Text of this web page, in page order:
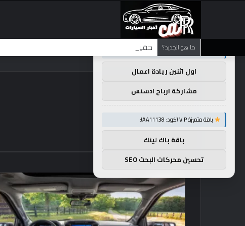
ما هو الجديد؟ حقيقة اختبار السيارة: خمس دقائق للحكم على سيارة
توصيات :
باقة متميزة VIP (كود: AA38045):
اول اثنين ريادة اعمال
مشاركة ارباح ادسنس
باقة متميزة VIP (كود: AA11138):
باقة باك لينك
تحسين محركات البحث SEO